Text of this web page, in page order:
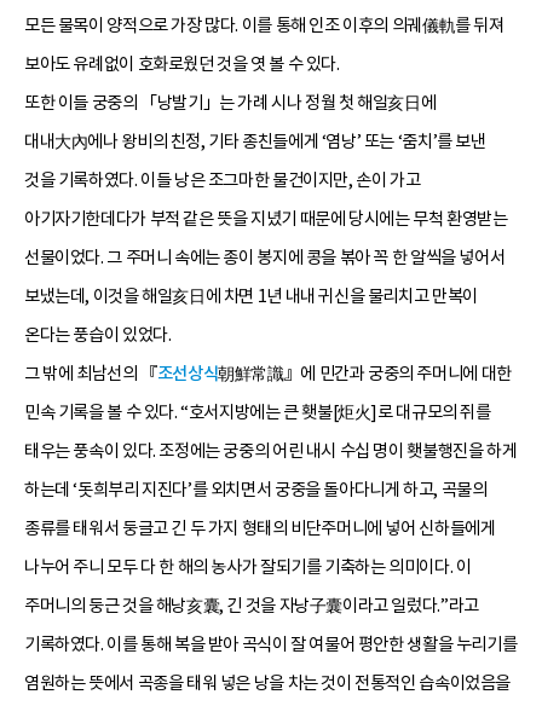
모든 물목이 양적으로 가장 많다. 이를 통해 인조 이후의 의궤儀軌를 뒤져
보아도 유례없이 호화로웠던 것을 엿 볼 수 있다.
또한 이들 궁중의 「낭발기」는 가례 시나 정월 첫 해일亥日에
대내大內에나 왕비의 친정, 기타 종친들에게 ‘염낭’ 또는 ‘줌치’를 보낸
것을 기록하였다. 이들 낭은 조그마한 물건이지만, 손이 가고
아기자기한데다가 부적 같은 뜻을 지녔기 때문에 당시에는 무척 환영받는
선물이었다. 그 주머니 속에는 종이 봉지에 콩을 볶아 꼭 한 알씩을 넣어서
보냈는데, 이것을 해일亥日에 차면 1년 내내 귀신을 물리치고 만복이
온다는 풍습이 있었다.
그 밖에 최남선의 『조선상식朝鮮常識』에 민간과 궁중의 주머니에 대한
민속 기록을 볼 수 있다. “호서지방에는 큰 횃불[炬火]로 대규모의 쥐를
태우는 풍속이 있다. 조정에는 궁중의 어린 내시 수십 명이 횃불행진을 하게
하는데 ‘돗희부리 지진다’를 외치면서 궁중을 돌아다니게 하고, 곡물의
종류를 태워서 둥글고 긴 두 가지 형태의 비단주머니에 넣어 신하들에게
나누어 주니 모두 다 한 해의 농사가 잘되기를 기축하는 의미이다. 이
주머니의 둥근 것을 해낭亥囊, 긴 것을 자낭子囊이라고 일렀다.”라고
기록하였다. 이를 통해 복을 받아 곡식이 잘 여물어 평안한 생활을 누리기를
염원하는 뜻에서 곡종을 태워 넣은 낭을 차는 것이 전통적인 습속이었음을